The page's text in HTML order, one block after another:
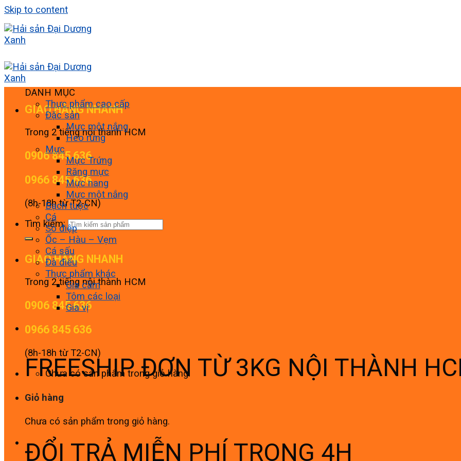
Skip to content
GIAO HÀNG NHANH
Trong 2 tiếng nội thành HCM
0906 845 636
0966 845 636
(8h-18h từ T2-CN)
Tìm kiếm:
GIAO HÀNG NHANH
Trong 2 tiếng nội thành HCM
0906 845 636
0966 845 636
(8h-18h từ T2-CN)
Chưa có sản phẩm trong giỏ hàng.
Giỏ hàng
Chưa có sản phẩm trong giỏ hàng.
DANH MỤC
Thực phẩm cao cấp
Đặc sản
Mực một nắng
Heo rừng
Mực
Mực Trứng
Răng mực
Mực nang
Mực một nắng
Bạch tuộc
Cá
Sò điệp
Ốc – Hàu – Vẹm
Cá sấu
Đà điểu
Thực phẩm khác
Gia cầm
Tôm các loại
Gia vị
FREESHIP ĐƠN TỪ 3KG NỘI THÀNH
ĐỔI TRẢ MIỄN PHÍ TRONG 4H